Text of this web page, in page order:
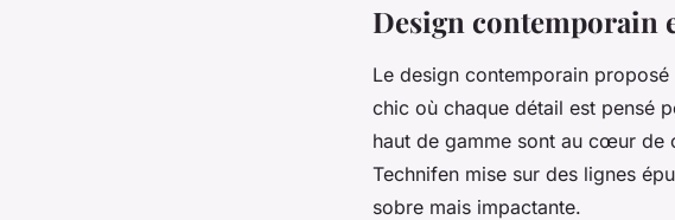
Design contemporain
Le design contemporain
chic où chaque détail est pensé
haut de gamme sont au cœur de
Technifen mise sur des lignes
sobre mais impactante.